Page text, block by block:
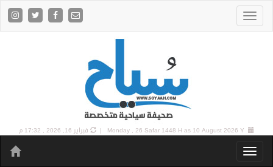
Monday , 26 Safar 1448 H as 10 August 2026 Y | فبراير 16, 2026 , 17:32 م